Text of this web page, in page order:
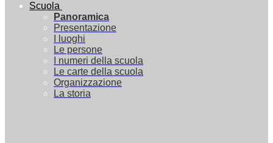
Scuola
Panoramica
Presentazione
I luoghi
Le persone
I numeri della scuola
Le carte della scuola
Organizzazione
La storia